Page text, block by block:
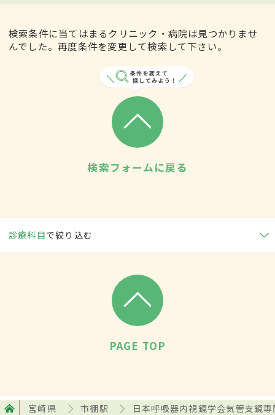
検索条件に当てはまるクリニック・病院は見つかりませ
んでした。再度条件を変更して検索して下さい。
検索フォームに戻る
診療科目で絞り込む
PAGE TOP
宮崎県 市棚駅 日本呼吸器内視鏡学会気管支鏡